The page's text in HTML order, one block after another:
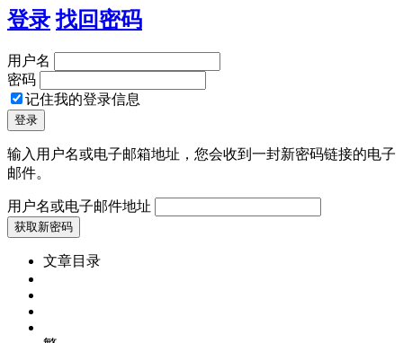
登录 找回密码
用户名
密码
记住我的登录信息
输入用户名或电子邮箱地址，您会收到一封新密码链接的电子
邮件。
用户名或电子邮件地址
文章目录